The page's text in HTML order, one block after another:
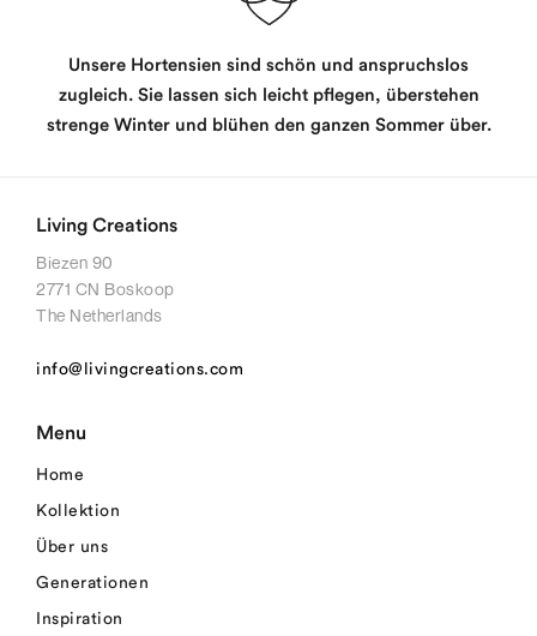
Unsere Hortensien sind schön und anspruchslos
zugleich. Sie lassen sich leicht pflegen, überstehen
strenge Winter und blühen den ganzen Sommer über.
Living Creations
Biezen 90
2771 CN Boskoop
The Netherlands
info@livingcreations.com
Menu
Home
Kollektion
Über uns
Generationen
Inspiration